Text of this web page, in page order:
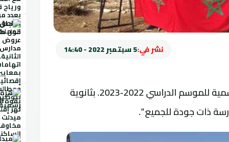
نشر في:5 سبتمبر 2022 - 14:40
تم صباح اليوم الاثنين 05 شتنبر 2022 اعطاء الانطلاقة الرسمية للموسم الدراسي 2022-2023. بثانوية
ذات جودة للجميع “.